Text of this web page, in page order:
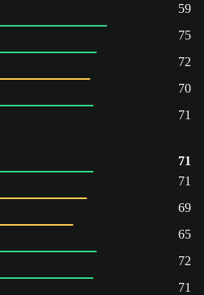
59
75
72
70
71
71
71
69
65
72
71